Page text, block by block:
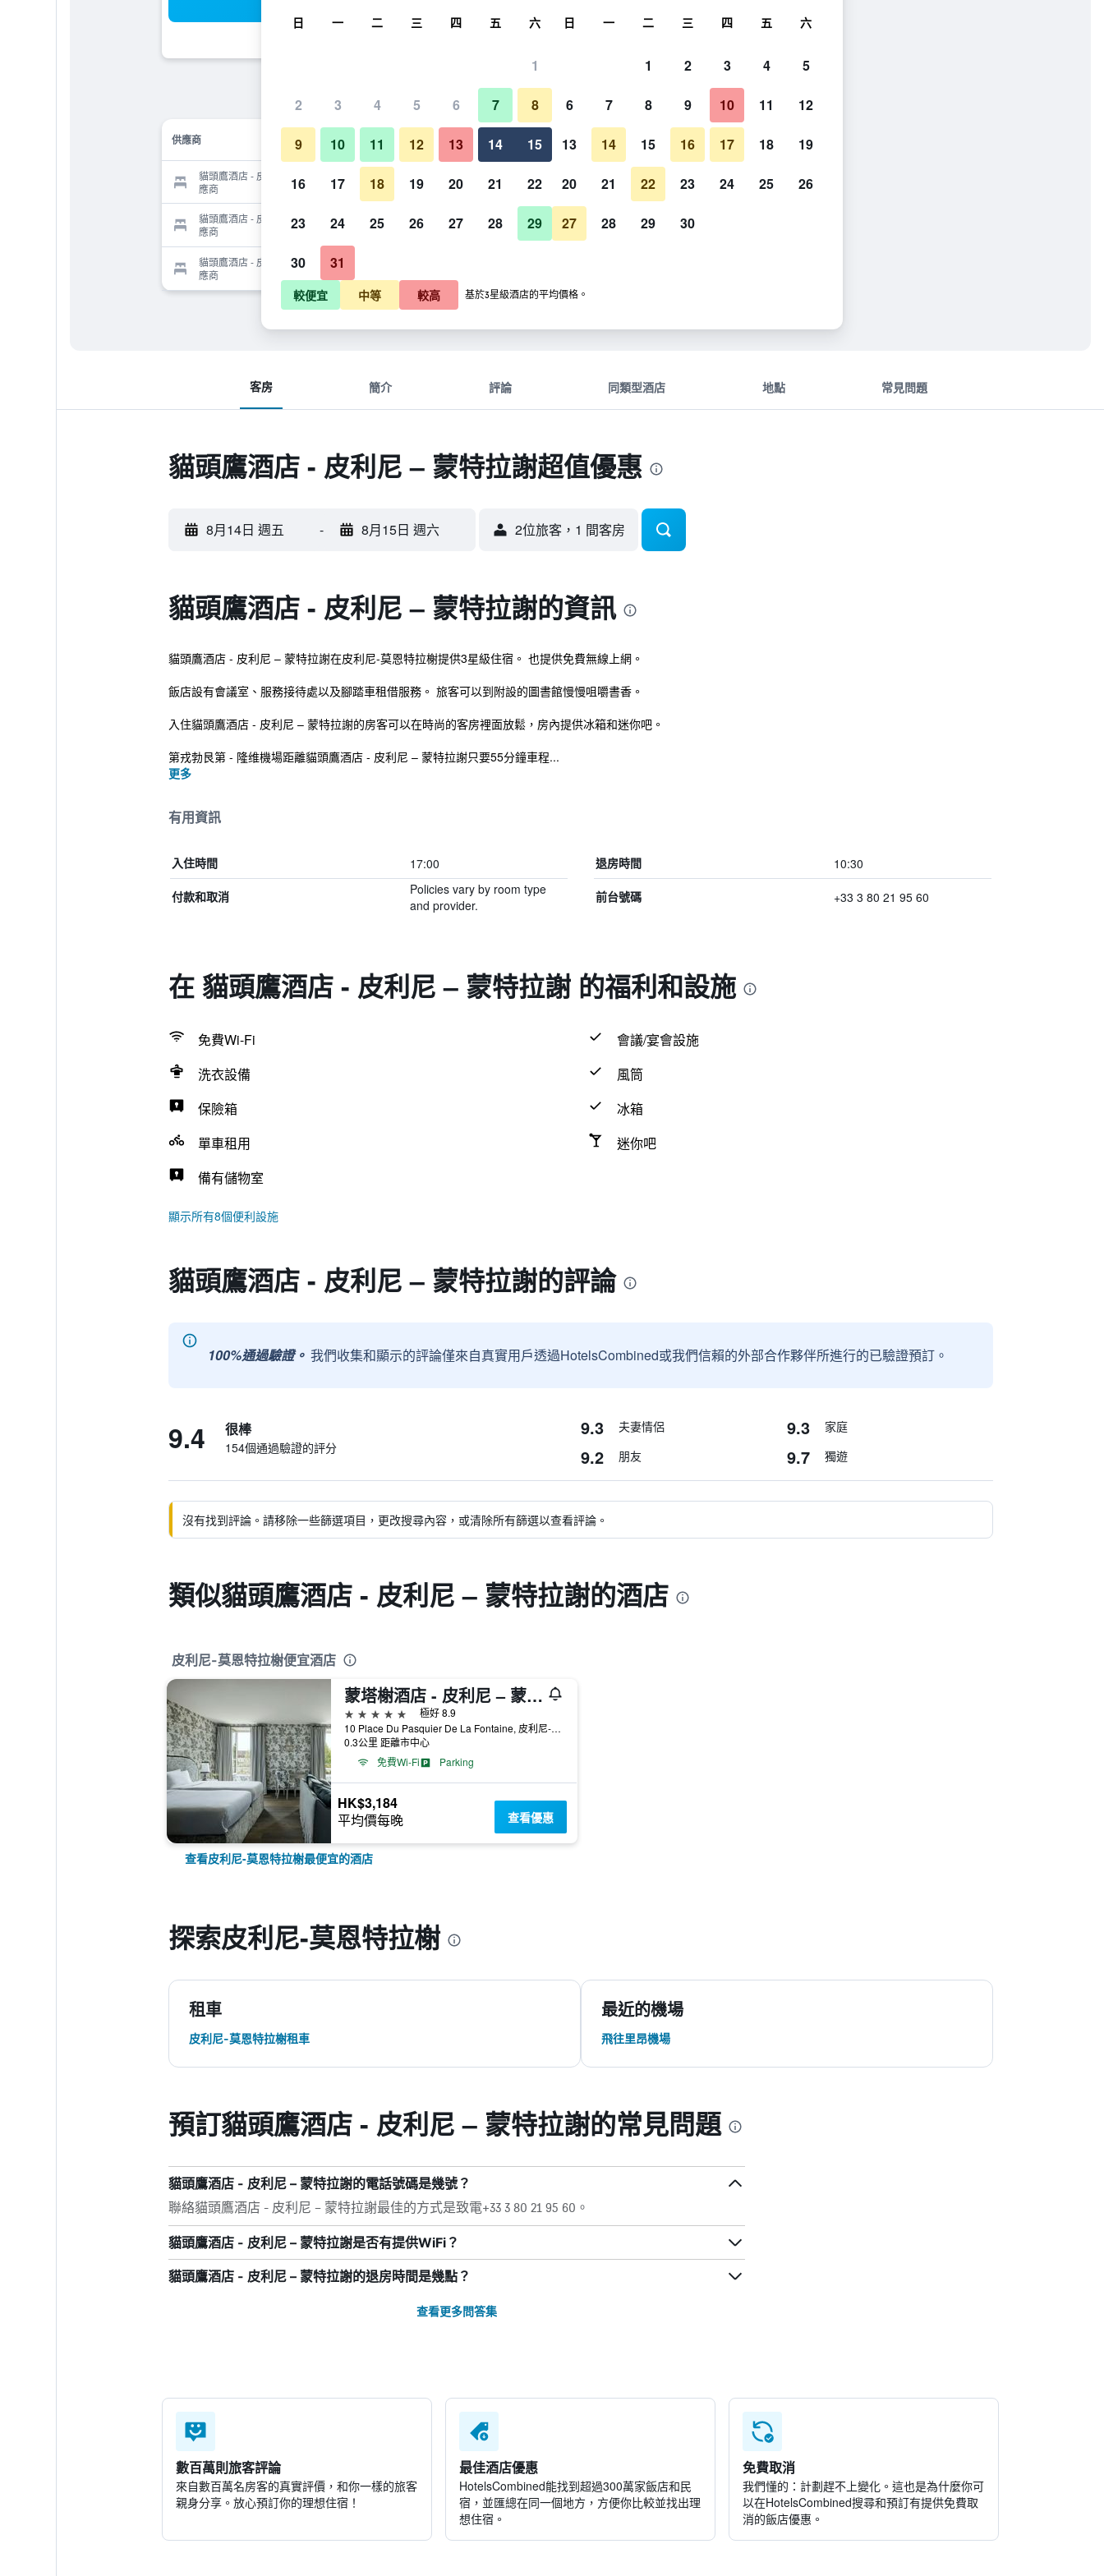
供應商
貓頭鷹酒店 - 皮利尼 – 蒙特拉謝的供
應商
顯示價格
貓頭鷹酒店 - 皮利尼 – 蒙特拉謝的供
應商
顯示價格
貓頭鷹酒店 - 皮利尼 – 蒙特拉謝的供
應商
客房 簡介 評論 同類型酒店 地點 常見問題
貓頭鷹酒店 - 皮利尼 – 蒙特拉謝超值優惠
8月14日 週五 - 8月15日 週六 2位旅客，1 間客房
貓頭鷹酒店 - 皮利尼 – 蒙特拉謝的資訊
貓頭鷹酒店 - 皮利尼 – 蒙特拉謝在皮利尼-莫恩特拉榭提供3星級住宿。 也提供免費無線上網。
飯店設有會議室、服務接待處以及腳踏車租借服務。 旅客可以到附設的圖書館慢慢咀嚼書香。
入住貓頭鷹酒店 - 皮利尼 – 蒙特拉謝的房客可以在時尚的客房裡面放鬆，房內提供冰箱和迷你吧。
第戎勃艮第 - 隆维機場距離貓頭鷹酒店 - 皮利尼 – 蒙特拉謝只要55分鐘車程...
更多
有用資訊
入住時間 17:00 退房時間 10:30
付款和取消
Policies vary by room type
and provider.
前台號碼 +33 3 80 21 95 60
在 貓頭鷹酒店 - 皮利尼 – 蒙特拉謝 的福利和設施
免費Wi-Fi
會議/宴會設施
洗衣設備
風筒
保險箱
冰箱
單車租用
迷你吧
備有儲物室
顯示所有8個便利設施
貓頭鷹酒店 - 皮利尼 – 蒙特拉謝的評論
100%通過驗證。 我們收集和顯示的評論僅來自真實用戶透過HotelsCombined或我們信賴的外部合作夥伴所進行的已驗證預訂。
9.4 很棒
154個通過驗證的評分
9.3 夫妻情侶 9.3 家庭
9.2 朋友 9.7 獨遊
沒有找到評論。請移除一些篩選項目，更改搜尋內容，或清除所有篩選以查看評論。
類似貓頭鷹酒店 - 皮利尼 – 蒙特拉謝的酒店
皮利尼-莫恩特拉榭便宜酒店
蒙塔榭酒店 - 皮利尼 – 蒙特拉謝
5星級
極好 8.9
10 Place Du Pasquier De La Fontaine, 皮利尼-莫恩特拉榭, 勃艮地省, 法國
0.3公里 距離市中心
免費Wi-Fi
Parking
HK$3,184
平均價每晚 查看優惠
查看皮利尼-莫恩特拉榭最便宜的酒店
探索皮利尼-莫恩特拉榭
租車
皮利尼-莫恩特拉榭租車
最近的機場
飛往里昂機場
預訂貓頭鷹酒店 - 皮利尼 – 蒙特拉謝的常見問題
貓頭鷹酒店 - 皮利尼 – 蒙特拉謝的電話號碼是幾號？
聯絡貓頭鷹酒店 - 皮利尼 – 蒙特拉謝最佳的方式是致電+33 3 80 21 95 60。
貓頭鷹酒店 - 皮利尼 – 蒙特拉謝是否有提供WiFi？
貓頭鷹酒店 - 皮利尼 – 蒙特拉謝的退房時間是幾點？
查看更多問答集
數百萬則旅客評論
來自數百萬名房客的真實評價，和你一樣的旅客
親身分享。放心預訂你的理想住宿！
最佳酒店優惠
HotelsCombined​能找到超過300萬家飯店和民
宿，並匯總在同一個地方，方便你比較並找出理
想住宿。
免費取消
我們懂的：計劃趕不上變化。這也是為什麼你可
以在HotelsCombined搜尋和預訂有提供免費取
消的飯店優惠。
日 一 二 三 四 五 六
1
2 3 4 5 6 7 8
9 10 11 12 13 14 15
16 17 18 19 20 21 22
23 24 25 26 27 28 29
30 31
日 一 二 三 四 五 六
1 2 3 4 5
6 7 8 9 10 11 12
13 14 15 16 17 18 19
20 21 22 23 24 25 26
27 28 29 30
較便宜 中等 較高 基於3星級酒店的平均價格。